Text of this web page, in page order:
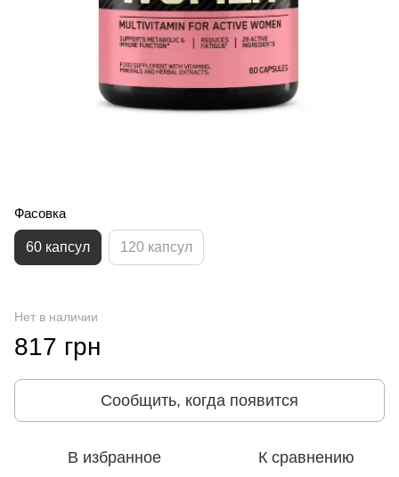
Фасовка
60 капсул 120 капсул
Нет в наличии
817 грн
Сообщить, когда появится
В избранное К сравнению